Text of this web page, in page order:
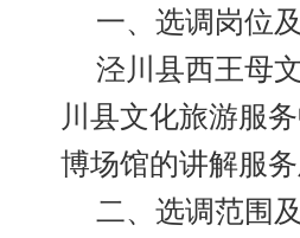
一、选调岗位
泾川县西王母
川县文化旅游服
博场馆的讲解服
二、选调范围